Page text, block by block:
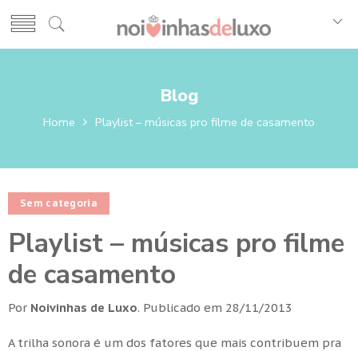
Blog
Home Playlist – músicas pro filme de casamento
Sem categoria
Playlist – músicas pro filme
de casamento
Por Noivinhas de Luxo. Publicado em 28/11/2013
A trilha sonora é um dos fatores que mais contribuem pra